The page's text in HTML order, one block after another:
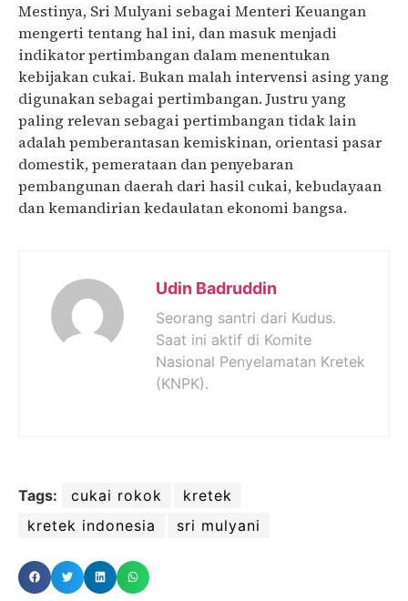
Mestinya, Sri Mulyani sebagai Menteri Keuangan
mengerti tentang hal ini, dan masuk menjadi
indikator pertimbangan dalam menentukan
kebijakan cukai. Bukan malah intervensi asing yang
digunakan sebagai pertimbangan. Justru yang
paling relevan sebagai pertimbangan tidak lain
adalah pemberantasan kemiskinan, orientasi pasar
domestik, pemerataan dan penyebaran
pembangunan daerah dari hasil cukai, kebudayaan
dan kemandirian kedaulatan ekonomi bangsa.
Udin Badruddin
Seorang santri dari Kudus.
Saat ini aktif di Komite
Nasional Penyelamatan Kretek
(KNPK).
Tags: cukai rokok
kretek
kretek indonesia
sri mulyani